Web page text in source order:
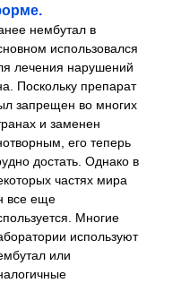
нембутал в
использовался
лечения нарушений
Поскольку препарат
запрещен во многих
и заменен
его теперь
достать. Однако в
частях мира
все еще
Многие
используют
или